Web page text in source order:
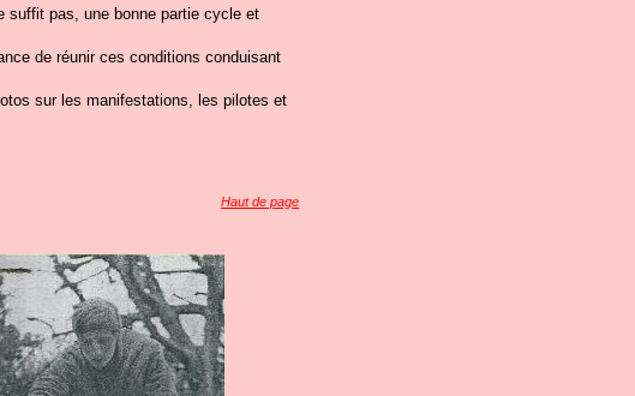
suffit pas, une bonne partie cycle et
de réunir ces conditions conduisant
sur les manifestations, les pilotes et
Haut de page